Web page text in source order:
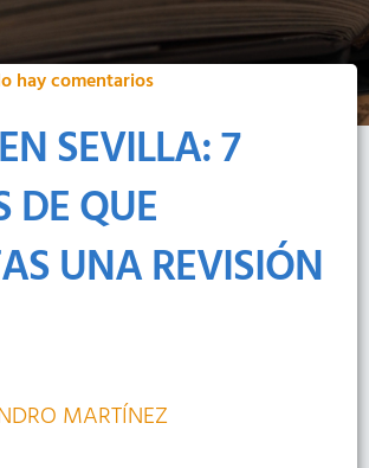
hay comentarios
SEVILLA: 7
DE QUE
UNA REVISIÓN
MARTÍNEZ